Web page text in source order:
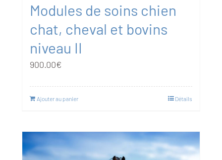
Modules de soins chien
chat, cheval et bovins
niveau II
900.00€
Ajouter au panier Détails